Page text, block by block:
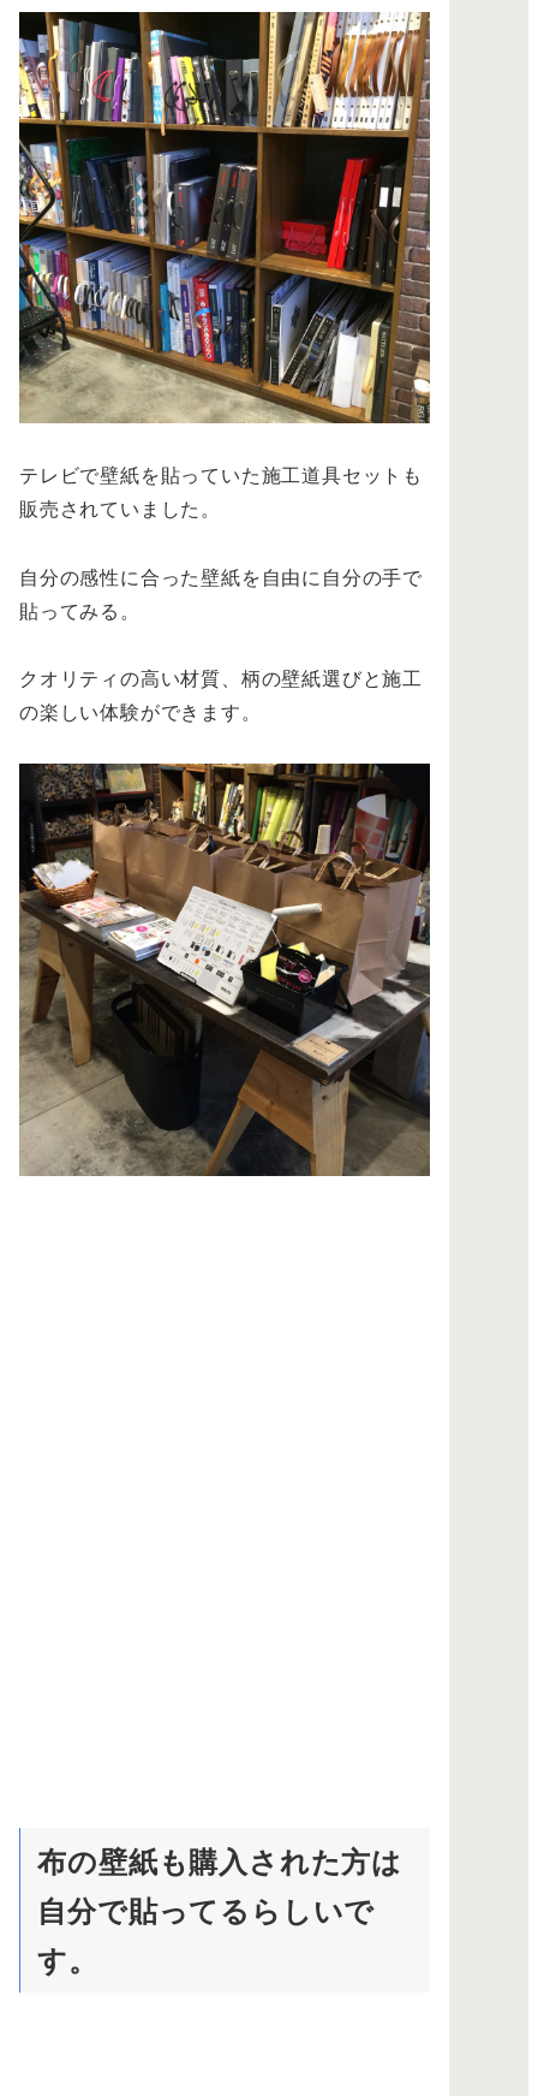
テレビで壁紙を貼っていた施工道具セットも
販売されていました。
自分の感性に合った壁紙を自由に自分の手で
貼ってみる。
クオリティの高い材質、柄の壁紙選びと施工
の楽しい体験ができます。
布の壁紙も購入された方は
自分で貼ってるらしいで
す。